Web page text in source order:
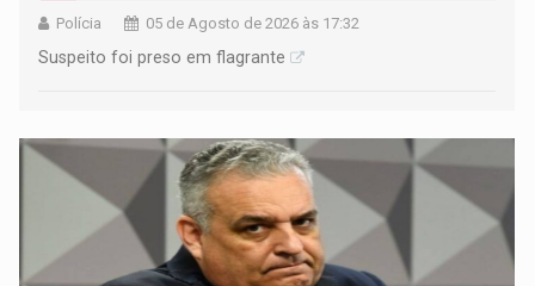
Polícia 05 de Agosto de 2026 às 17:32
Suspeito foi preso em flagrante